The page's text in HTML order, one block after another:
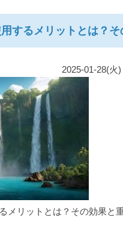
するメリットとは？
2025-01-28(火
メリットとは？その効果と